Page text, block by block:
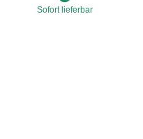
Sofort lieferbar